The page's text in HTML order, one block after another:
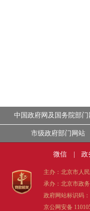
中国政府网及国务院部门
市级政府部门网站
微信 政
主办：北京市人
承办：北京市政
政府网站标识码：
京公网安备